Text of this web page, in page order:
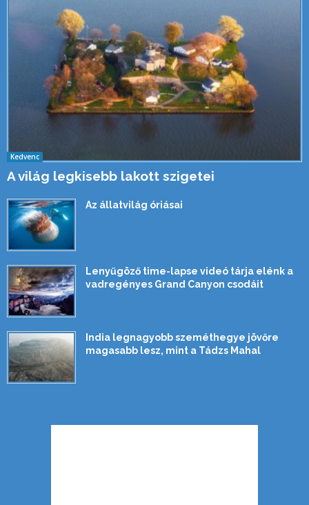
Kedvenc
A világ legkisebb lakott szigetei
Az állatvilág óriásai
Lenyűgöző time-lapse videó tárja elénk a
vadregényes Grand Canyon csodáit
India legnagyobb szeméthegye jövőre
magasabb lesz, mint a Tádzs Mahal